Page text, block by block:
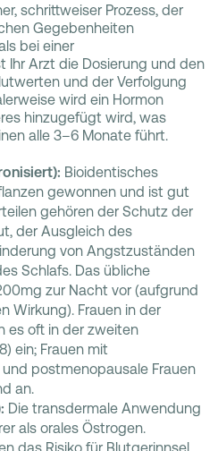
schrittweiser Prozess, der
Gegebenheiten
bei einer
Ihr Arzt die Dosierung und den
und der Verfolgung
wird ein Hormon
hinzugefügt wird, was
alle 3–6 Monate führt.
Bioidentisches
gewonnen und ist gut
gehören der Schutz der
der Ausgleich des
von Angstzuständen
Schlafs. Das übliche
zur Nacht vor (aufgrund
Wirkung). Frauen in der
es oft in der zweiten
ein; Frauen mit
postmenopausale Frauen
an.
Die transdermale Anwendung
als orales Östrogen.